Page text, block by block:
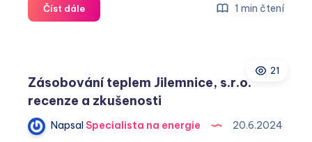
Číst dáleZT
energy
zkušenosti
1 min čtení
21
Zásobování teplem Jilemnice, s.r.o.
recenze a zkušenosti
Napsal Specialista na energie 20.6.2024